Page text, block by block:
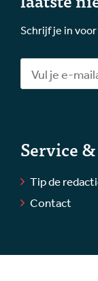
Schrijf je in
Service
Tip de
Contact